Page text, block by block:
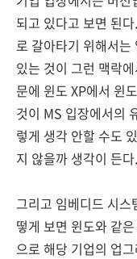
되고 있다고 보면 된
로 갈아타기 위해서는
있는 것이 그런 맥락
문에 윈도 XP에서 윈
것이 MS 입장에서의
렇게 생각 안할 수도
지 않을까 생각이 든다.
그리고 임베디드 시
떻게 보면 윈도와 같
으로 해당 기업의 업